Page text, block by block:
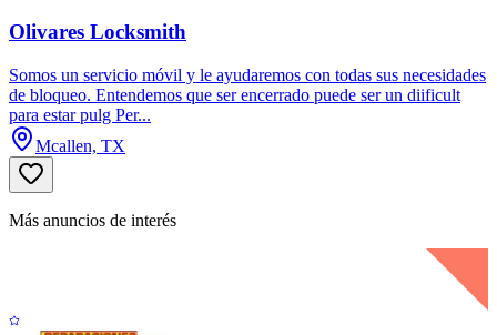
Olivares Locksmith
Somos un servicio móvil y le ayudaremos con todas sus necesidades
de bloqueo. Entendemos que ser encerrado puede ser un diificult
para estar pulg Per...
Mcallen, TX
Más anuncios de interés